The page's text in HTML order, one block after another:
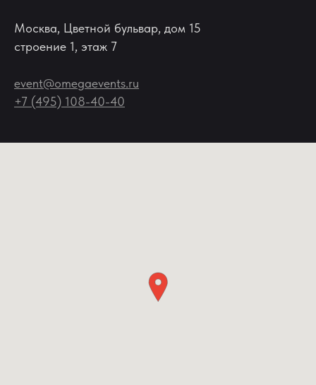
Москва, Цветной бульвар, дом 15
строение 1, этаж 7
event@omegaevents.ru
+7 (495) 108-40-40